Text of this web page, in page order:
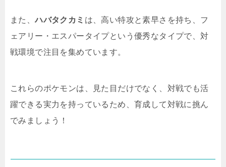
また、ハバタクカミ は、高い特攻と素早さを持ち、フ
ェアリー・エスパータイプという優秀なタイプで、対
戦環境で注目を集めています。
これらのポケモンは、見た目だけでなく、対戦でも活
躍できる実力を持っているため、育成して対戦に挑ん
でみましょう！